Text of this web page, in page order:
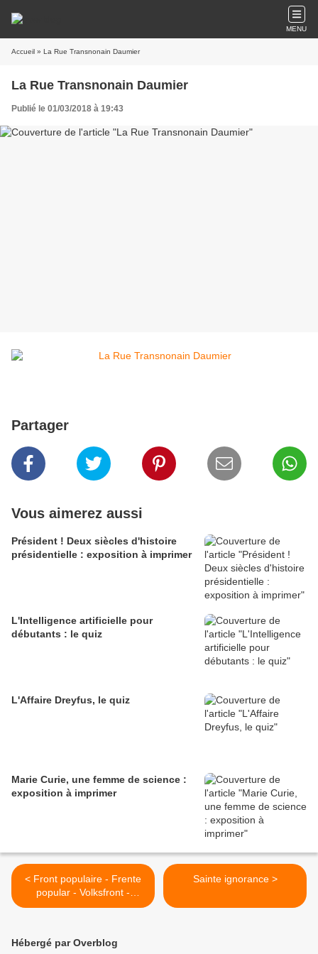
MENU
Accueil » La Rue Transnonain Daumier
La Rue Transnonain Daumier
Publié le 01/03/2018 à 19:43
Partager
Vous aimerez aussi
Président ! Deux siècles d'histoire
présidentielle : exposition à imprimer
L'Intelligence artificielle pour
débutants : le quiz
L'Affaire Dreyfus, le quiz
Marie Curie, une femme de science :
exposition à imprimer
< Front populaire - Frente
popular - Volksfront -
Popular Front - 1934 1935
Sainte ignorance >
Hébergé par Overblog